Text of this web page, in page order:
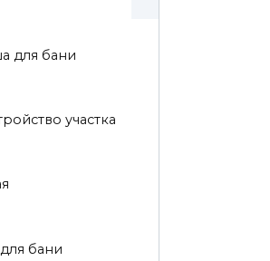
для бани
участка
бани